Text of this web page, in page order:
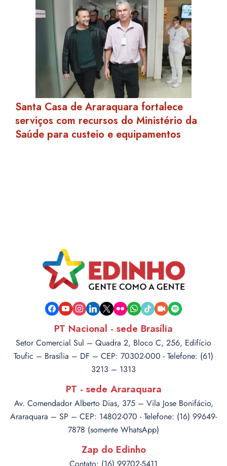
Santa Casa de Araraquara fortalece
serviços com recursos do Ministério da
Saúde para custeio e equipamentos
facebook
youtubeinstagram
linkedin
x flickrwhatsapp
tiktokvideo-spotify
PT Nacional - sede Brasília
Setor Comercial Sul – Quadra 2, Bloco C, 256, Edifício
Toufic – Brasília – DF – CEP: 70302-000 - Telefone: (61)
3213 – 1313
PT - sede Araraquara
Av. Comendador Alberto Dias, 375 – Vila Jose Bonifácio,
Araraquara – SP – CEP: 14802-070 - Telefone: (16) 99649-
7878 (somente WhatsApp)
Zap do Edinho